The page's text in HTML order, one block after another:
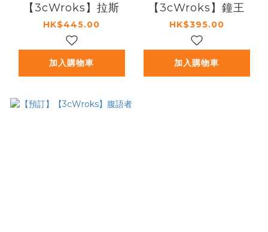
【3cWroks】拉斯
HK$445.00
加入購物車
【3cWroks】鐘王
HK$395.00
加入購物車